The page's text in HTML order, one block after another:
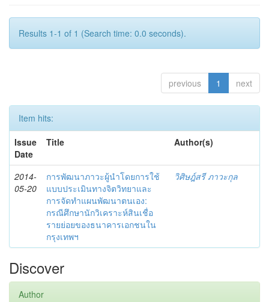
Results 1-1 of 1 (Search time: 0.0 seconds).
previous 1 next
Item hits:
Issue
Date
Title Author(s)
2014-
05-20
การพัฒนาภาวะผู้นำโดยการใช้
แบบประเมินทางจิตวิทยาและ
การจัดทำแผนพัฒนาตนเอง:
กรณีศึกษานักวิเคราะห์สินเชื่อ
รายย่อยของธนาคารเอกชนใน
กรุงเทพฯ
วิศิษฎ์สรี ภาวะกุล
Discover
Author